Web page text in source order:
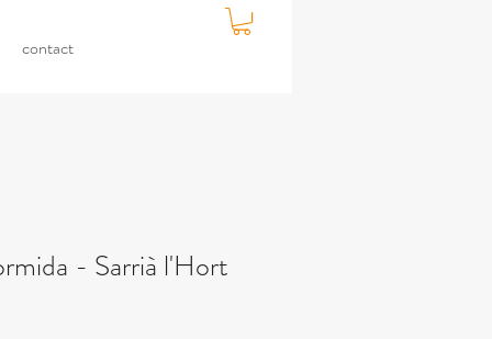
contact
- Sarrià l'Hort